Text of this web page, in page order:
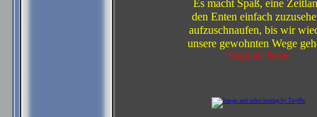
Es macht Spaß, eine
den Enten einfach
aufzuschnaufen, bis wir
unsere gewohnten Wege
Sieglinde Seiler